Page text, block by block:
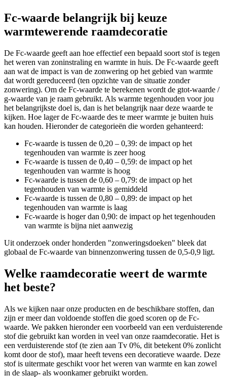
Fc-waarde belangrijk bij keuze
warmtewerende raamdecoratie
De Fc-waarde geeft aan hoe effectief een bepaald soort stof is tegen
het weren van zoninstraling en warmte in huis. De Fc-waarde geeft
aan wat de impact is van de zonwering op het gebied van warmte
dat wordt gereduceerd (ten opzichte van de situatie zonder
zonwering). Om de Fc-waarde te berekenen wordt de gtot-waarde /
g-waarde van je raam gebruikt. Als warmte tegenhouden voor jou
het belangrijkste doel is, dan is het belangrijk naar deze waarde te
kijken. Hoe lager de Fc-waarde des te meer warmte je buiten huis
kan houden. Hieronder de categorieën die worden gehanteerd:
Fc-waarde is tussen de 0,20 – 0,39: de impact op het
tegenhouden van warmte is zeer hoog
Fc-waarde is tussen de 0,40 – 0,59: de impact op het
tegenhouden van warmte is hoog
Fc-waarde is tussen de 0,60 – 0,79: de impact op het
tegenhouden van warmte is gemiddeld
Fc-waarde is tussen de 0,80 – 0,89: de impact op het
tegenhouden van warmte is laag
Fc-waarde is hoger dan 0,90: de impact op het tegenhouden
van warmte is bijna niet aanwezig
Uit onderzoek onder honderden "zonweringsdoeken" bleek dat
globaal de Fc-waarde van binnenzonwering tussen de 0,5-0,9 ligt.
Welke raamdecoratie weert de warmte
het beste?
Als we kijken naar onze producten en de beschikbare stoffen, dan
zijn er meer dan voldoende stoffen die goed scoren op de Fc-
waarde. We pakken hieronder een voorbeeld van een verduisterende
stof die gebruikt kan worden in veel van onze raamdecoratie. Het is
een verduisterende stof (te zien aan Tv 0%, dit betekent 0% zonlicht
komt door de stof), maar heeft tevens een decoratieve waarde. Deze
stof is uitermate geschikt voor het weren van warmte en kan zowel
in de slaap- als woonkamer gebruikt worden.